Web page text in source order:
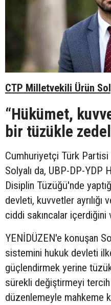
CTP Milletvekili Ürün
“Hükümet,
bir tüzükle
Cumhuriyetçi Türk
Solyalı da, UBP-DP-YDP
Disiplin Tüzüğü'nde
devleti, kuvvetler ayrılığı
ciddi sakıncalar içerdiğini
YENİDÜZEN'e konuşan
sistemini hukuk devleti
güçlendirmek yerine
sürekli değiştirmeyi
düzenlemeyle mahkeme